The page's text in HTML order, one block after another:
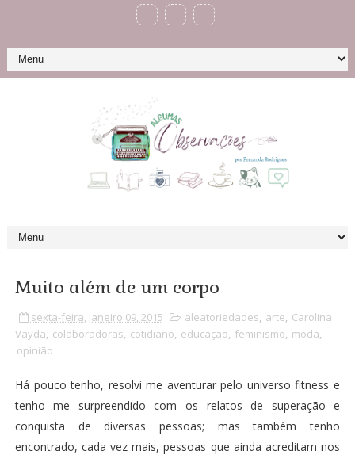
Muito além de um corpo
sexta-feira, janeiro 09, 2015 aleatoriedades, arte, Carolina
Vayda, colaboradoras, cotidiano, educação, feminismo, moda,
opinião
Há pouco tenho, resolvi me aventurar pelo universo fitness e
tenho me surpreendido com os relatos de superação e
conquista de diversas pessoas; mas também tenho
encontrado, cada vez mais, pessoas que ainda acreditam nos